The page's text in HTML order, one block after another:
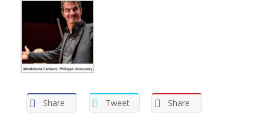
Share Tweet Share